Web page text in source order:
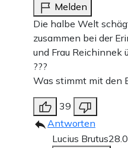
Melden
Die halbe Welt
zusammen bei der
und Frau Reichinnek
???
Was stimmt mit den
39
Antworten
Lucius Brutus